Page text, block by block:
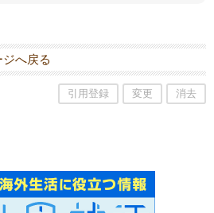
へ戻る
引用登録 変更 消去